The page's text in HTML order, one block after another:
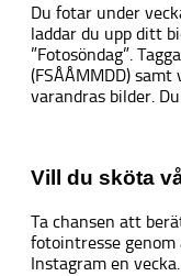
Du fotar under
laddar du upp ditt
”Fotosöndag”.
(FSÅÅMMDD)
varandras bilder.
Vill du sköta
Ta chansen att
fotointresse
Instagram en vecka.